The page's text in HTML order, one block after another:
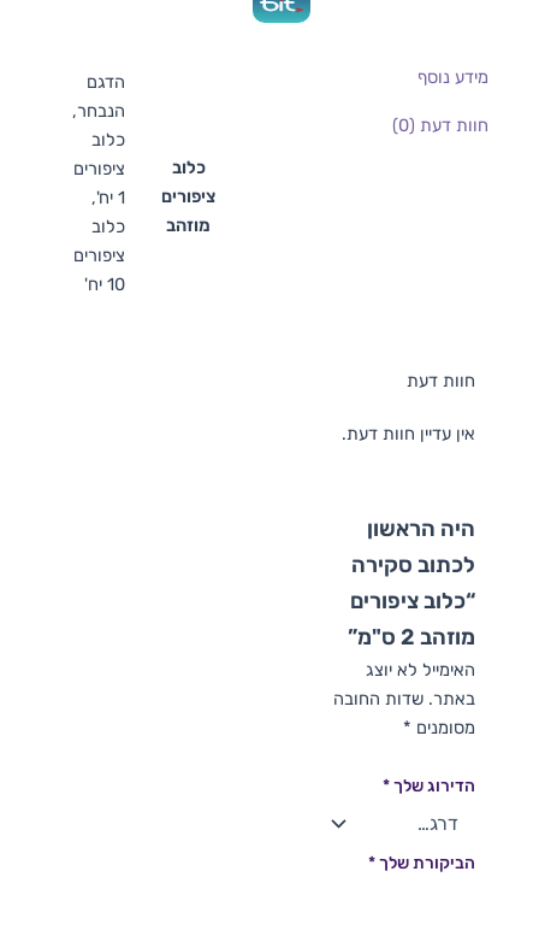
מידע נוסף
חוות דעת (0)
כלוב
ציפורים
מוזהב
הדגם
הנבחר,
כלוב
ציפורים
1 יח',
כלוב
ציפורים
10 יח'
חוות דעת
אין עדיין חוות דעת.
היה הראשון
לכתוב סקירה
“כלוב ציפורים
מוזהב 2 ס"מ”
האימייל לא יוצג
באתר. שדות החובה
מסומנים *
הדירוג שלך*
הביקורת שלך*